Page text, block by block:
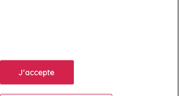
Connexion
Créez votre compte
J'accepte